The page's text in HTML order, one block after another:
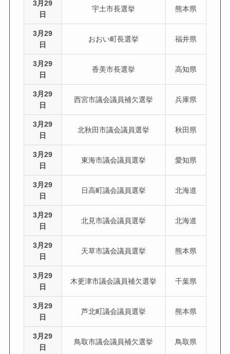
3月29
日
宇土市長選挙 熊本県
3月29
日
おおい町長選挙 福井県
3月29
日
香美市長選挙 高知県
3月29
日
西宮市議会議員補欠選挙 兵庫県
3月29
日
北秋田市議会議員選挙 秋田県
3月29
日
東海市議会議員選挙 愛知県
3月29
日
日高町議会議員選挙 北海道
3月29
日
北見市議会議員選挙 北海道
3月29
日
天草市議会議員選挙 熊本県
3月29
日
木更津市議会議員補欠選挙 千葉県
3月29
日
芦北町議会議員選挙 熊本県
3月29
日
鳥取市議会議員補欠選挙 鳥取県